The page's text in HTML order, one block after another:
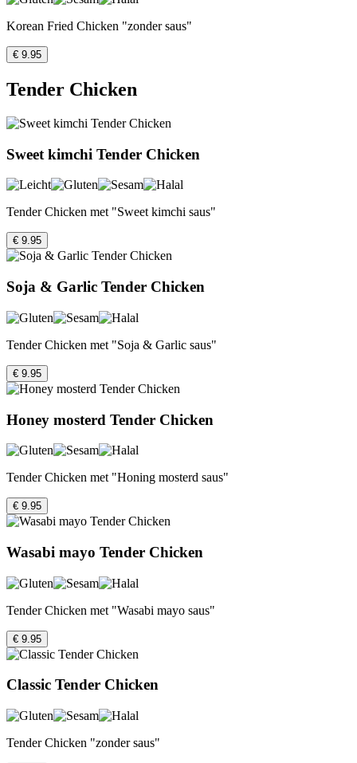
Korean Fried Chicken "zonder saus"
€ 9.95
Tender Chicken
Sweet kimchi Tender Chicken
Tender Chicken met "Sweet kimchi saus"
€ 9.95
Soja & Garlic Tender Chicken
Tender Chicken met "Soja & Garlic saus"
€ 9.95
Honey mosterd Tender Chicken
Tender Chicken met "Honing mosterd saus"
€ 9.95
Wasabi mayo Tender Chicken
Tender Chicken met "Wasabi mayo saus"
€ 9.95
Classic Tender Chicken
Tender Chicken "zonder saus"